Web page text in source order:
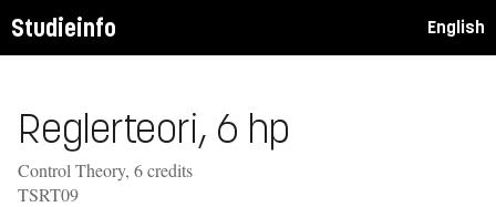
Studieinfo English
Reglerteori, 6 hp
Control Theory, 6 credits
TSRT09